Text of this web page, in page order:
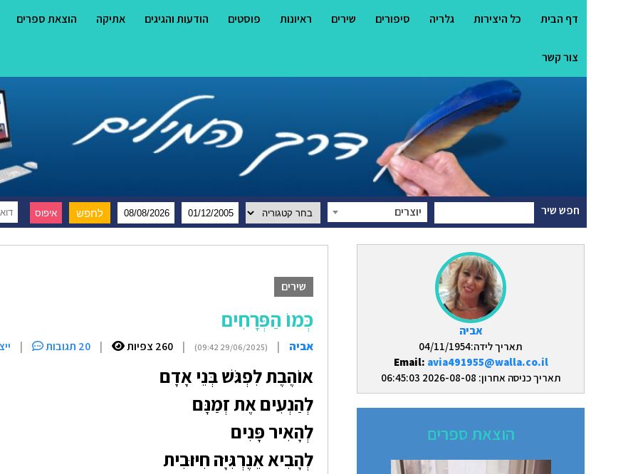
דף הבית כל היצירות גלריה סיפורים שירים ראיונות פוסטים הודעות והגיגים אתיקה הוצאת ספרים
צור קשר
חפש שיר יוצרים
אביה
תאריך לידה:04/11/1954
Email: avia491955@walla.co.il
תאריך כניסה אחרון: 2026-08-08 06:45:03
הוצאת ספרים
שירים
כְּמוֹ הַפְּרָחִים
אביה |
(29/06/2025 09:42)
| 260 צפיות | 20 תגובות |
אוֹהֶבֶת לִפְגֹּשׁ בְּנֵי אָדָם
לְהַנְעִים אֶת זְמַנָּם
לְהָאִיר פָּנִים
לְהָבִיא אֵנֶרְגִּיָּה חִיּוּבִית